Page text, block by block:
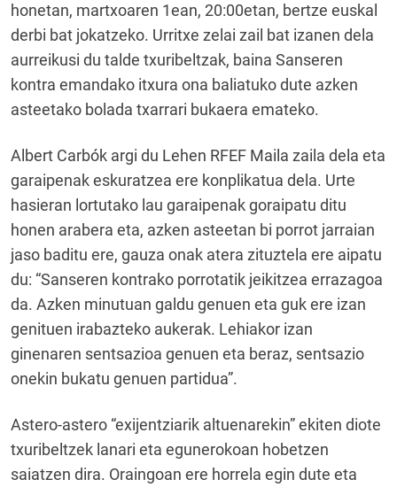
honetan, martxoaren 1ean, 20:00etan, bertze euskal
derbi bat jokatzeko. Urritxe zelai zail bat izanen dela
aurreikusi du talde txuribeltzak, baina Sanseren
kontra emandako itxura ona baliatuko dute azken
asteetako bolada txarrari bukaera emateko.
Albert Carbók argi du Lehen RFEF Maila zaila dela eta
garaipenak eskuratzea ere konplikatua dela. Urte
hasieran lortutako lau garaipenak goraipatu ditu
honen arabera eta, azken asteetan bi porrot jarraian
jaso baditu ere, gauza onak atera zituztela ere aipatu
du: “Sanseren kontrako porrotatik jeikitzea errazagoa
da. Azken minutuan galdu genuen eta guk ere izan
genituen irabazteko aukerak. Lehiakor izan
ginenaren sentsazioa genuen eta beraz, sentsazio
onekin bukatu genuen partidua”.
Astero-astero “exijentziarik altuenarekin” ekiten diote
txuribeltzek lanari eta egunerokoan hobetzen
saiatzen dira. Oraingoan ere horrela egin dute eta